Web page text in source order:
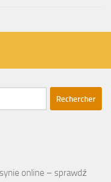
online – sprawdź